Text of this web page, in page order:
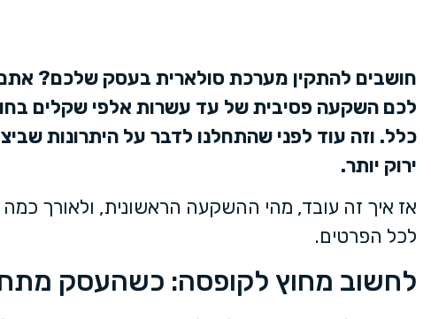
חושבים להתקין מערכת סולארית בעסק שלכם? אתם
לכם השקעה פסיבית של עד עשרות אלפי שקלים
כלל. וזה עוד לפני שהתחלנו לדבר על היתרונות
ירוק יותר.
אז איך זה עובד, מהי ההשקעה הראשונית, ולאורך
לכל הפרטים.
לחשוב מחוץ לקופסה: כשהעסק